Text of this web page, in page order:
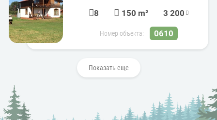
8 150 m² 3 200
Номер объекта: 0610
Показать еще